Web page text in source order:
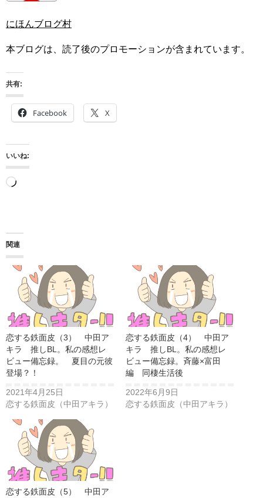
にほんブログ村
本ブログは、読了後のプロモーションが含まれています。
共有:
Facebook X
いいね:
読
み
中…
関連
恋する鉄面皮（3） 中田ア
キラ 推しBL。私の感想レ
ビュー備忘録。 夏目の元彼
登場？！
2021年4月25日
恋する鉄面皮（中田アキラ）
恋する鉄面皮（4） 中田ア
キラ 推しBL。私の感想レ
ビュー備忘録。斉藤×富田
編 同棲生活後
2022年6月9日
恋する鉄面皮（中田アキラ）
恋する鉄面皮（5） 中田ア